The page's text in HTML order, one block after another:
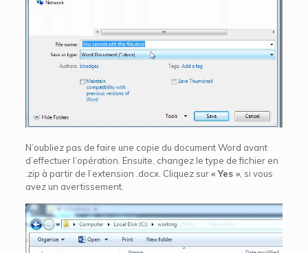
N’oubliez pas de faire une copie du document Word avant
d’effectuer l’opération. Ensuite, changez le type de fichier en
.zip à partir de l’extension .docx. Cliquez sur« Yes », si vous
avez un avertissement.